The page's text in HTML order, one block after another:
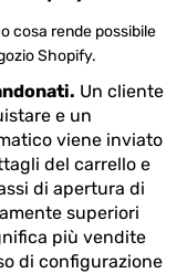
cosa rende possibile
Shopify.
Un cliente
e un
viene inviato
del carrello e
di apertura di
superiori
più vendite
di configurazione